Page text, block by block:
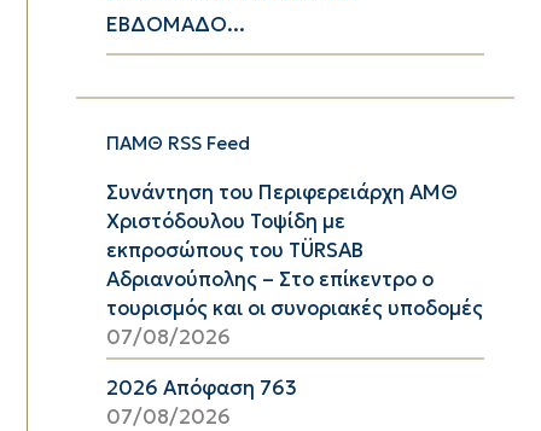
ΕΒΔΟΜΑΔΟ...
ΠΑΜΘ RSS Feed
Συνάντηση του Περιφερειάρχη ΑΜΘ
Χριστόδουλου Τοψίδη με
εκπροσώπους του TÜRSAB
Αδριανούπολης – Στο επίκεντρο ο
τουρισμός και οι συνοριακές υποδομές
07/08/2026
2026 Απόφαση 763
07/08/2026